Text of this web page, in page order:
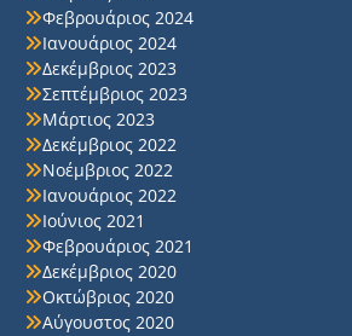
Φεβρουάριος 2024
Ιανουάριος 2024
Δεκέμβριος 2023
Σεπτέμβριος 2023
Μάρτιος 2023
Δεκέμβριος 2022
Νοέμβριος 2022
Ιανουάριος 2022
Ιούνιος 2021
Φεβρουάριος 2021
Δεκέμβριος 2020
Οκτώβριος 2020
Αύγουστος 2020